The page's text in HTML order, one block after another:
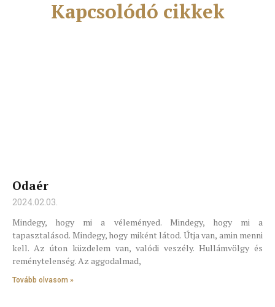
Kapcsolódó cikkek
Odaér
2024.02.03.
Mindegy, hogy mi a véleményed. Mindegy, hogy mi a
tapasztalásod. Mindegy, hogy miként látod. Útja van, amin menni
kell. Az úton küzdelem van, valódi veszély. Hullámvölgy és
reménytelenség. Az aggodalmad,
Tovább olvasom »